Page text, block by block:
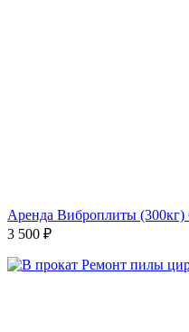
Аренда Виброплиты (300кг)
3 500 ₽